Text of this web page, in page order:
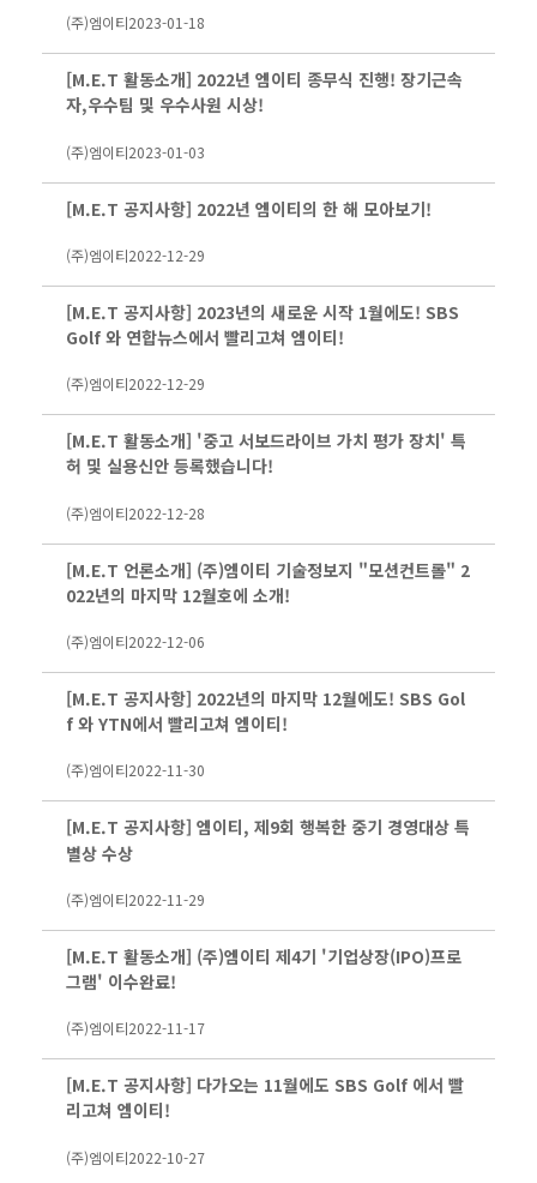
(주)엠이티2023-01-18
[M.E.T 활동소개] 2022년 엠이티 종무식 진행! 장기근속
자,우수팀 및 우수사원 시상!
(주)엠이티2023-01-03
[M.E.T 공지사항] 2022년 엠이티의 한 해 모아보기!
(주)엠이티2022-12-29
[M.E.T 공지사항] 2023년의 새로운 시작 1월에도! SBS
Golf 와 연합뉴스에서 빨리고쳐 엠이티!
(주)엠이티2022-12-29
[M.E.T 활동소개] '중고 서보드라이브 가치 평가 장치' 특
허 및 실용신안 등록했습니다!
(주)엠이티2022-12-28
[M.E.T 언론소개] (주)엠이티 기술정보지 "모션컨트롤" 2
022년의 마지막 12월호에 소개!
(주)엠이티2022-12-06
[M.E.T 공지사항] 2022년의 마지막 12월에도! SBS Gol
f 와 YTN에서 빨리고쳐 엠이티!
(주)엠이티2022-11-30
[M.E.T 공지사항] 엠이티, 제9회 행복한 중기 경영대상 특
별상 수상
(주)엠이티2022-11-29
[M.E.T 활동소개] (주)엠이티 제4기 '기업상장(IPO)프로
그램' 이수완료!
(주)엠이티2022-11-17
[M.E.T 공지사항] 다가오는 11월에도 SBS Golf 에서 빨
리고쳐 엠이티!
(주)엠이티2022-10-27